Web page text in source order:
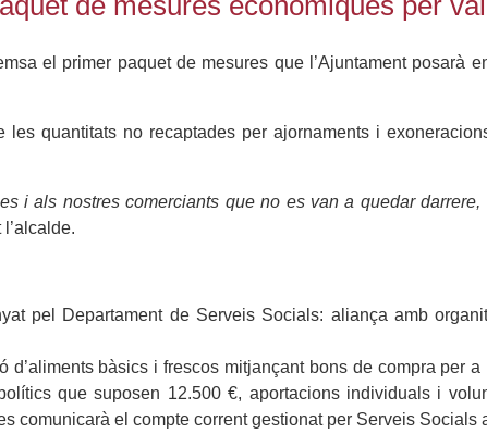
el primer paquet de mesures que l’Ajuntament posarà
quantitats no recaptades per ajornaments i
i als nostres comerciants que no es van a quedar
pel Departament de Serveis Socials: aliança amb
d’aliments bàsics i frescos mitjançant bons de compra per
que suposen 12.500 €, aportacions individuals i
comunicarà el compte corrent gestionat per Serveis Socials